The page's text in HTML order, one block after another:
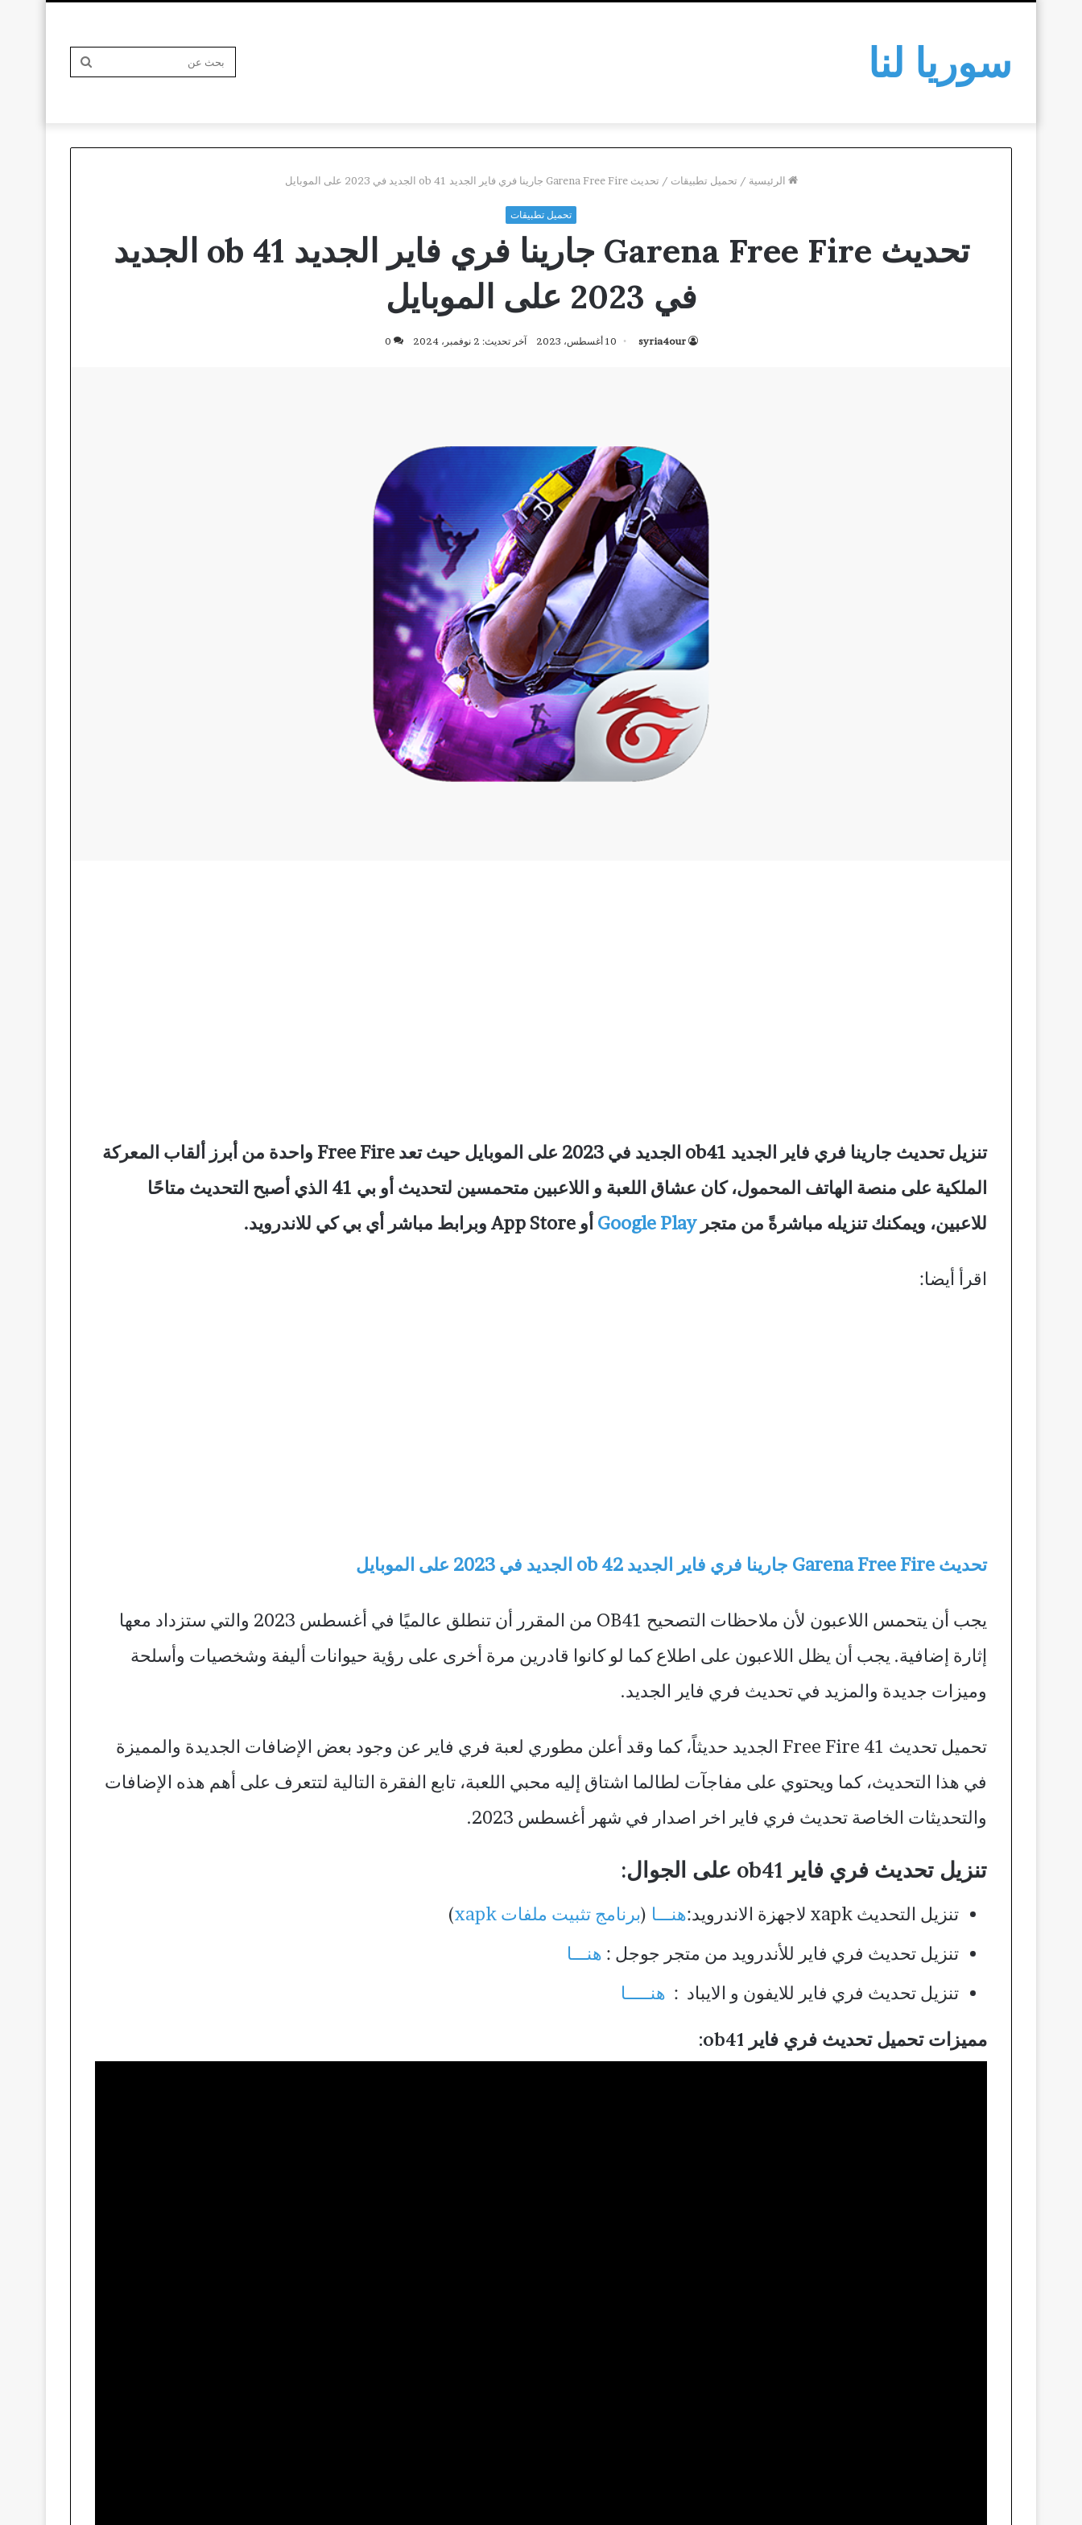
سوريا لنا بحث
الرئيسية / تحميل تطبيقات / تحديث Garena Free Fire جارينا فري فاير الجديد ob 41 الجديد في 2023 على الموبايل
تحميل تطبيقات
تحديث Garena Free Fire جارينا فري فاير الجديد ob 41 الجديد
في 2023 على الموبايل
syria4our 10 أغسطس، 2023 آخر تحديث: 2 نوفمبر، 2024 0
تنزيل تحديث جارينا فري فاير الجديد ob41 الجديد في 2023 على الموبايل حيث تعد Free Fire واحدة من أبرز ألقاب المعركة
الملكية على منصة الهاتف المحمول، كان عشاق اللعبة و اللاعبين متحمسين لتحديث أو بي 41 الذي أصبح التحديث متاحًا
للاعبين، ويمكنك تنزيله مباشرةً من متجر Google Play أو App Store وبرابط مباشر أي بي كي للاندرويد.
اقرأ أيضا:
تحديث Garena Free Fire جارينا فري فاير الجديد ob 42 الجديد في 2023 على الموبايل
يجب أن يتحمس اللاعبون لأن ملاحظات التصحيح OB41 من المقرر أن تنطلق عالميًا في أغسطس 2023 والتي ستزداد معها
إثارة إضافية. يجب أن يظل اللاعبون على اطلاع كما لو كانوا قادرين مرة أخرى على رؤية حيوانات أليفة وشخصيات وأسلحة
وميزات جديدة والمزيد في تحديث فري فاير الجديد.
تحميل تحديث Free Fire 41 الجديد حديثاً، كما وقد أعلن مطوري لعبة فري فاير عن وجود بعض الإضافات الجديدة والمميزة
في هذا التحديث، كما ويحتوي على مفاجآت لطالما اشتاق إليه محبي اللعبة، تابع الفقرة التالية لتتعرف على أهم هذه الإضافات
والتحديثات الخاصة تحديث فري فاير اخر اصدار في شهر أغسطس 2023.
تنزيل تحديث فري فاير ob41 على الجوال:
تنزيل التحديث xapk لاجهزة الاندرويد: هنـــا (برنامج تثبيت ملفات xapk
)
تنزيل تحديث فري فاير للأندرويد من متجر جوجل : هنـــا
تنزيل تحديث فري فاير للايفون و الايباد : هنـــــا
مميزات تحميل تحديث فري فاير ob41: